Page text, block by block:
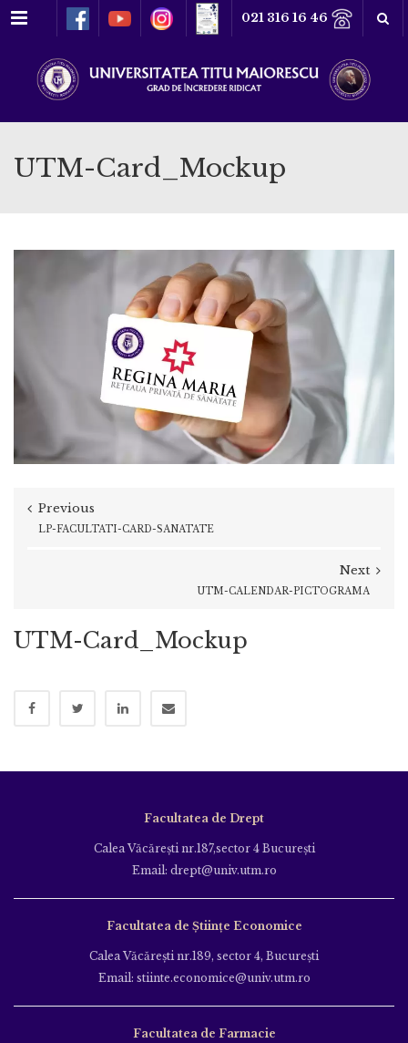
Meniu 021 316 16 46
UTM-Card_Mockup
Previous
LP-FACULTATI-CARD-SANATATE
Next
UTM-CALENDAR-PICTOGRAMA
UTM-Card_Mockup
Facultatea de Drept
Calea Văcăreşti nr.187,sector 4 Bucureşti
Email: drept@univ.utm.ro
Facultatea de Științe Economice
Calea Văcăreşti nr.189, sector 4, Bucureşti
Email: stiinte.economice@univ.utm.ro
Facultatea de Farmacie